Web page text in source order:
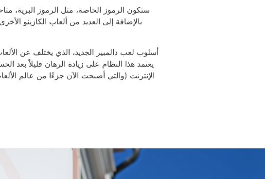
ستكون الرموز الخاصة، مثل الرموز البرية،
بالإضافة إلى العديد من ألعاب الكازينو
أسلوب لعب دالمبير الجديد، الذي يختلف عن
يعتمد هذا النظام على زيادة الرهان قليلاً بعد
الإنترنت (والتي أصبحت الآن جزءًا من عالم